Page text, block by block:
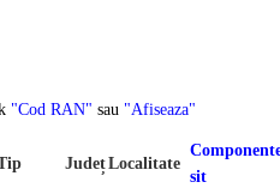
"Cod RAN" sau "Afiseaza"
JudețLocalitate
sit